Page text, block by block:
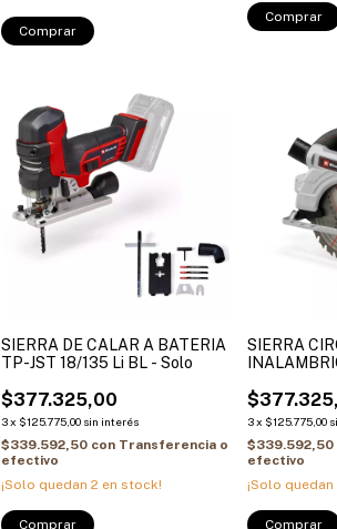
SIERRA DE CALAR A BATERIA
TP-JST 18/135 Li BL - Solo
$377.325,00
3x $125.775,00 sin interés
$339.592,50 con Transferencia o
efectivo
¡Solo quedan 2 en stock!
SIERRA
hoja 190mm
3x $125.775,00
$339.592,50
efectivo
¡Solo quedan